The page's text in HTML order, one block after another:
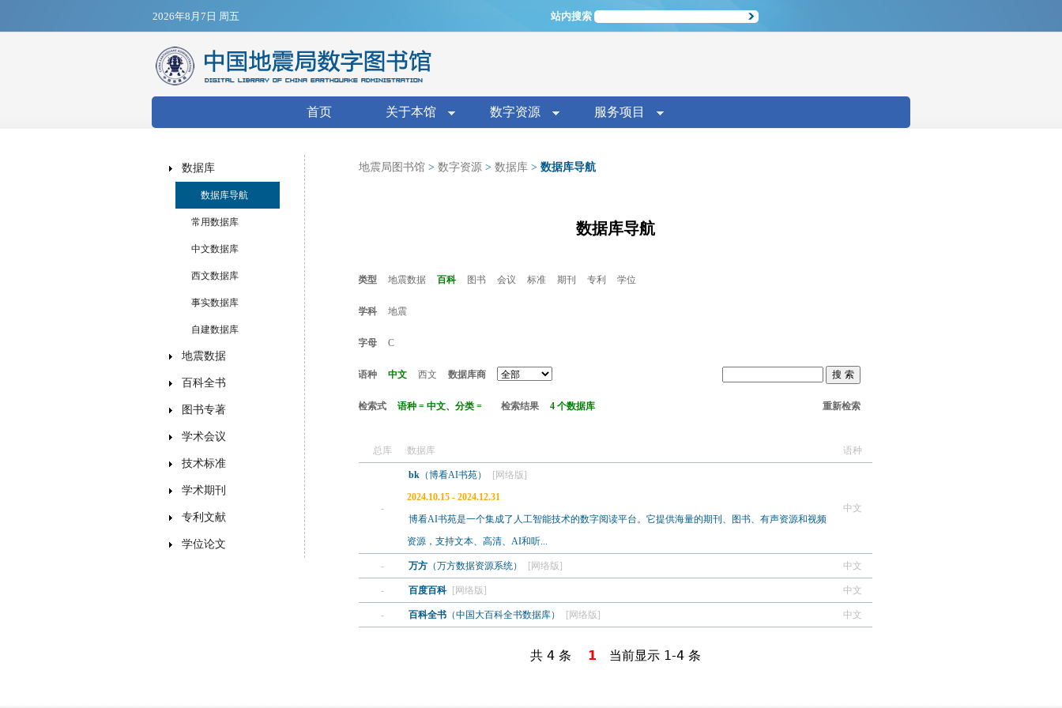
Jump to navigation
2026年8月7日 周五
搜索表单
站内搜索
首页 关于本馆 数字资源 服务项目
地震局图书馆 > 数字资源 > 数据库 > 数据库导航
数据库导航
类型 地震数据 百科 图书 会议 标准 期刊 专利 学位
学科 地震
字母 C
语种 中文 西文 数据库商
检索式 语种 = 中文、分类 = 检索结果 4 个数据库 重新检索
总库 数据库 语种
-
bk （博看AI书苑）
[网络版]
2024.10.15 - 2024.12.31
博看AI书苑是一个集成了人工智能技术的数字阅读平台。它提供海量的期刊、图书、有声资源和视频
资源，支持文本、高清、AI和听...
中文
- 万方 （万方数据资源系统） [网络版] 中文
- 百度百科 [网络版] 中文
- 百科全书 （中国大百科全书数据库） [网络版] 中文
共 4 条 1 当前显示 1-4 条
数据库
数据库导航
常用数据库
中文数据库
西文数据库
事实数据库
自建数据库
地震数据
百科全书
图书专著
学术会议
技术标准
学术期刊
专利文献
学位论文